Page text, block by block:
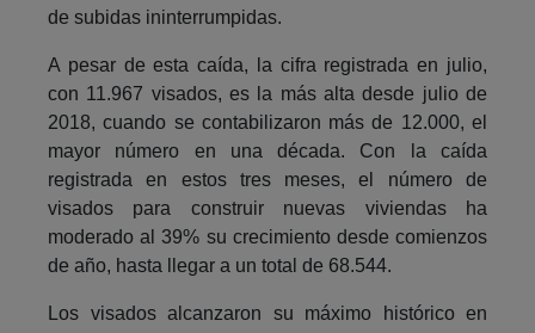
de subidas ininterrumpidas.
A pesar de esta caída, la cifra registrada en julio,
con 11.967 visados, es la más alta desde julio de
2018, cuando se contabilizaron más de 12.000, el
mayor número en una década. Con la caída
registrada en estos tres meses, el número de
visados para construir nuevas viviendas ha
moderado al 39% su crecimiento desde comienzos
de año, hasta llegar a un total de 68.544.
Los visados alcanzaron su máximo histórico en